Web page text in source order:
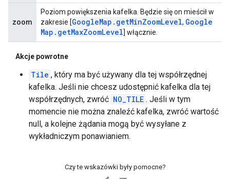
zoom
Poziom powiększenia kafelka. Będzie się on mieścił w
zakresie [GoogleMap . getMinZoomLevel, Google
Map . getMaxZoomLevel] włącznie.
Akcje powrotne
Tile , który ma być używany dla tej współrzędnej
kafelka. Jeśli nie chcesz udostępnić kafelka dla tej
współrzędnych, zwróć NO_TILE . Jeśli w tym
momencie nie można znaleźć kafelka, zwróć wartość
null, a kolejne żądania mogą być wysyłane z
wykładniczym ponawianiem.
Czy te wskazówki były pomocne?